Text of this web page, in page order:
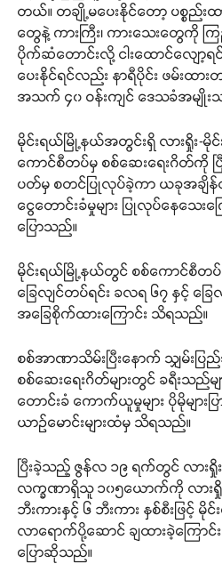
တယ်။ တချို့မပေးနိုင်တော့ ပစ္စည်
တွေနဲ့ ကားကြီး၊ ကားသေးတွေကို က
ပိုက်ဆံတောင်းလို့ ငါးထောင်လျော့ရ
ပေးနိုင်ရင်လည်း နာရီပိုင်း ဖမ်းထာ
အသက် ၄၀ ဝန်းကျင် ဒေသခံအမျိုး
မိုင်းရယ်မြို့နယ်အတွင်းရှိ လားရှိုး-မိုင်
ကောင်စီတပ်မှ စစ်ဆေးရေးဂိတ်ကို
ပတ်မှ စတင်ပြုလုပ်ခဲ့ကာ ယခုအချိန်ထိ
ငွေတောင်းခံမှုများ ပြုလုပ်နေသေးက
ပြောသည်။
မိုင်းရယ်မြို့နယ်တွင် စစ်ကောင်စီတပ် ခ
ခြေလျင်တပ်ရင်း ခလရ ၆၇ နှင့် ခြ
အခြေစိုက်ထားကြောင်း သိရသည်။
စစ်အာဏာသိမ်းပြီးနောက် သျှမ်းပ
စစ်ဆေးရေးဂိတ်များတွင် ခရီးသည်မ
တောင်းခံ ကောက်ယူမှုများ ပိုမိုများပ
ယာဉ်မောင်းများထံမှ သိရသည်။
ပြီးခဲ့သည့် ဇွန်လ ၁၉ ရက်တွင် လားရှို
လက္ခဏာရှိသူ ၁၀၅ယောက်ကို လားရှို
ဘီးကားနှင့် ၆ ဘီးကား နှစ်စီးဖြင့်
လာရောက်ပို့ဆောင် ချထားခဲ့ကြောင်
ပြောဆိုသည်။